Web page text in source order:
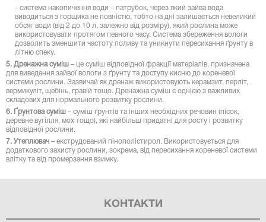
- система накопичення води – патрубок, через який зайва вода
виводиться з горщика не повністю, тобто на дні залишається невеликий
обсяг води (від 2 до 10 л, залежно від розміру), який рослина може
використовувати протягом певного часу. Система збереження вологи
дозволить зменшити частоту поливу та уникнути пересихання ґрунту в
літню спеку.
5. Дренажна суміш – це суміш відповідної фракції матеріалів, призначена
для виведення зайвої вологи з ґрунту та доступу кисню до кореневої
системи рослини. Зазвичай як дренаж використовують керамзит, перліт,
вермикуліт, щебінь, гравій тощо. Дренажна суміш є однією з важливих
складових для нормального розвитку рослини.
6. Ґрунтова суміш – суміш ґрунтів та інших необхідних речовин (пісок,
деревне вугілля, мох тощо), які найбільш придатні для росту і розвитку
відповідної рослини.
7. Утеплювач – екструдований пінополістирол. Використовується для
додаткового захисту рослини, зокрема, від пересихання кореневої системи
влітку та від промерзання взимку.
КОНТАКТИ